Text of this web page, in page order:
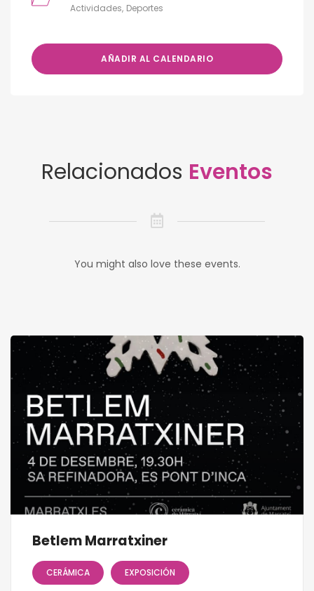
Actividades Deportes
AÑADIR AL CALENDARIO
Relacionados Eventos
You might also love these events.
Betlem Marratxiner
CERÁMICA EXPOSICIÓN